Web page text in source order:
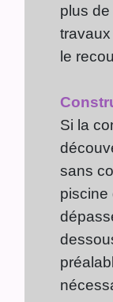
plus de
le
Si la
sans
piscine